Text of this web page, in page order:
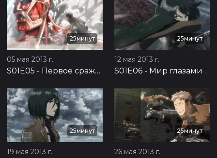
25минут
05 мая 2013 г.
S01E05 - Первое сражение: Оборона Троста, часть 1
25минут
12 мая 2013 г.
S01E06 - Мир глазами девочки: Оборона Троста, часть 2
25минут
19 мая 2013 г.
25минут
26 мая 2013 г.